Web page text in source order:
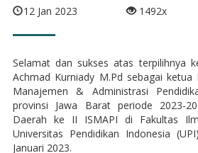
12 Jan 2023 1492x
Selamat dan sukses atas terpilihnya
Achmad Kurniady M.Pd sebagai ketua
Manajemen & Administrasi
provinsi Jawa Barat periode 2023-
Daerah ke II ISMAPI di Fakultas
Universitas Pendidikan Indonesia
Januari 2023.